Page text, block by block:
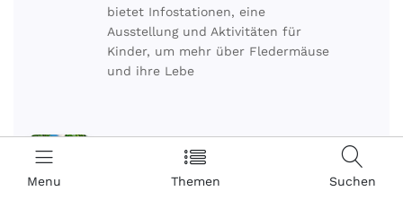
Menu Themen Suchen
bietet Infostationen, eine
Ausstellung und Aktivitäten für
Kinder, um mehr über Fledermäuse
und ihre Lebe
Maislabyrinth am